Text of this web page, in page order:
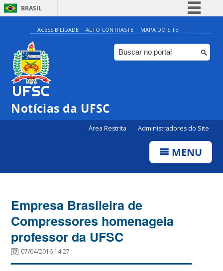
BRASIL
Simplifique!
Comunica BR
Participe
ACESSIBILIDADE ALTO CONTRASTE MAPA DO SITE
Notícias da UFSC
Área Restrita Administradores do Site
MENU
Empresa Brasileira de
Compressores homenageia
professor da UFSC
07/04/2016 14:27